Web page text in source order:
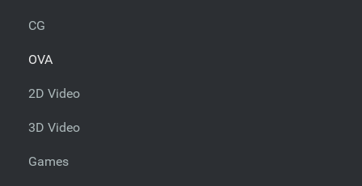
CG
OVA
2D Video
3D Video
Games